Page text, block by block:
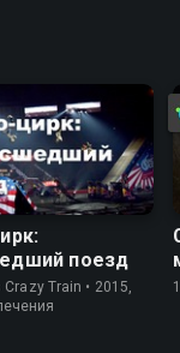
поезд
Train • 2015,